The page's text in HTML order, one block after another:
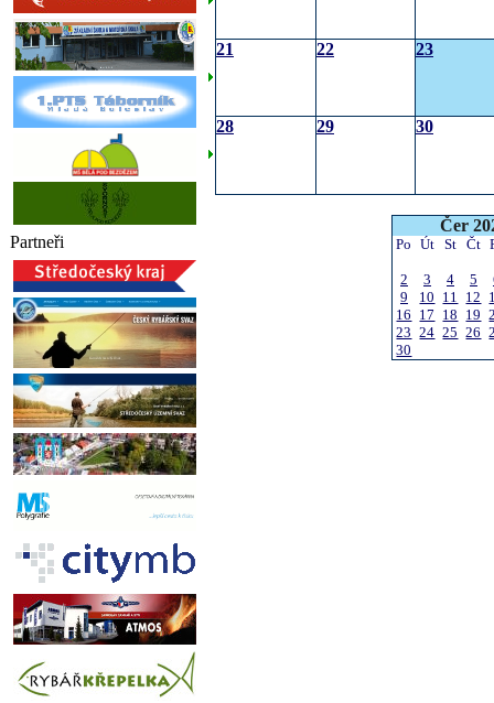
Partneři
21 22 23
28 29 30
Čer
Po Út St Čt
2 3 4 5
9
10 11 12
16 17 18 19
23 24 25 26
30